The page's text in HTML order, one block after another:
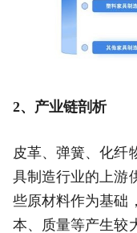
2、产业链剖析
皮革、弹簧、化纤
具制造行业的上游
些原材料作为基础
本、质量等产生较